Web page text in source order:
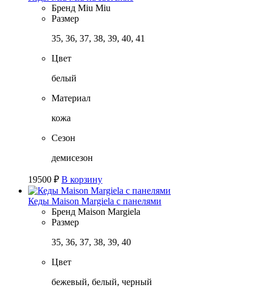
Бренд Miu Miu
Размер
35, 36, 37, 38, 39, 40, 41
Цвет
белый
Материал
кожа
Сезон
демисезон
19500 ₽ В корзину
Кеды Maison Margiela с панелями
Бренд Maison Margiela
Размер
35, 36, 37, 38, 39, 40
Цвет
бежевый, белый, черный